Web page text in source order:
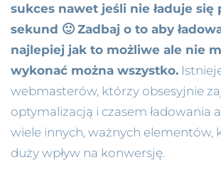
sukces nawet jeśli nie ładuje się
sekund 🙂 Zadbaj o to aby
najlepiej jak to możliwe ale nie
wykonać można wszystko.
webmasterów, którzy obsesyjnie
optymalizacją i czasem ładowania
wiele innych, ważnych elementów,
duży wpływ na konwersję.